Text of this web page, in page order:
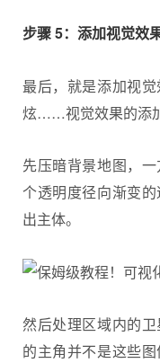
步骤 5：添加视觉效
最后，就是添加视
炫……视觉效果的添
先压暗背景地图，
个透明度径向渐变
出主体。
然后处理区域内的
的主角并不是这些